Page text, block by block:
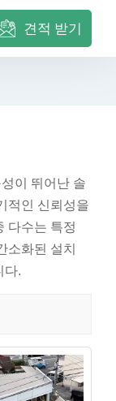
견적 받기
이 뛰어난 솔
적인 신뢰성을
다수는 특정
소화된 설치
다.